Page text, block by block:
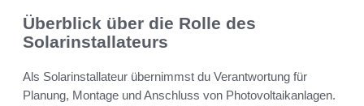
Überblick über die Rolle des
Solarinstallateurs
Als Solarinstallateur übernimmst du Verantwortung für
Planung, Montage und Anschluss von Photovoltaikanlagen.